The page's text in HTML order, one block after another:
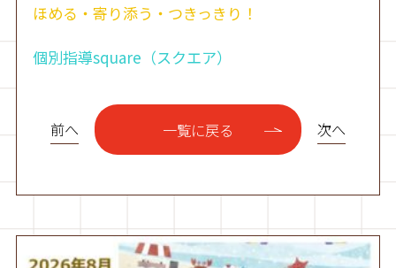
ほめる・寄り添う・つきっきり！
個別指導square（スクエア）
前へ 一覧に戻る 次へ